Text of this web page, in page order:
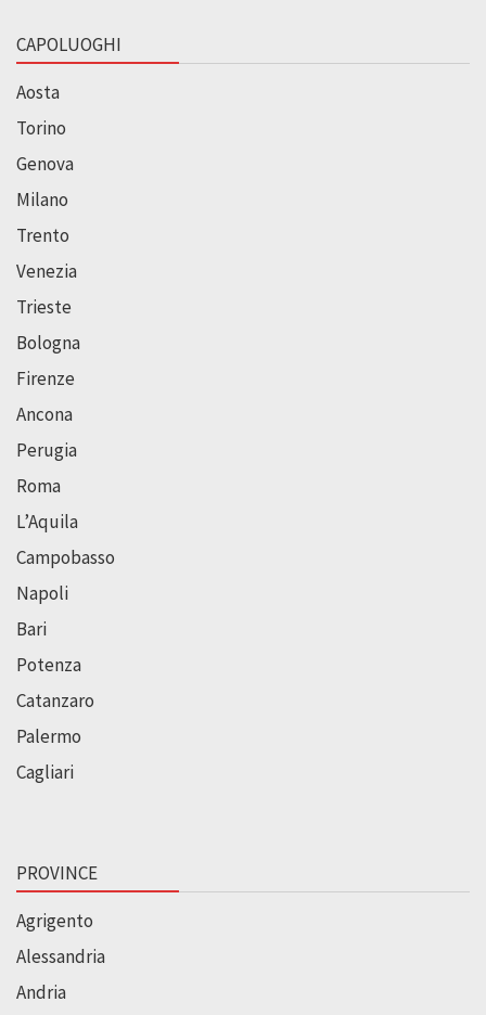
CAPOLUOGHI
Aosta
Torino
Genova
Milano
Trento
Venezia
Trieste
Bologna
Firenze
Ancona
Perugia
Roma
L’Aquila
Campobasso
Napoli
Bari
Potenza
Catanzaro
Palermo
Cagliari
PROVINCE
Agrigento
Alessandria
Andria